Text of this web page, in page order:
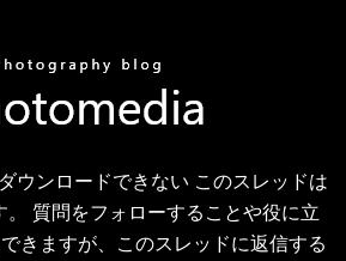
ウンロードできない このスレッドは
。 質問をフォローすることや役に立
きますが、このスレッドに返信する